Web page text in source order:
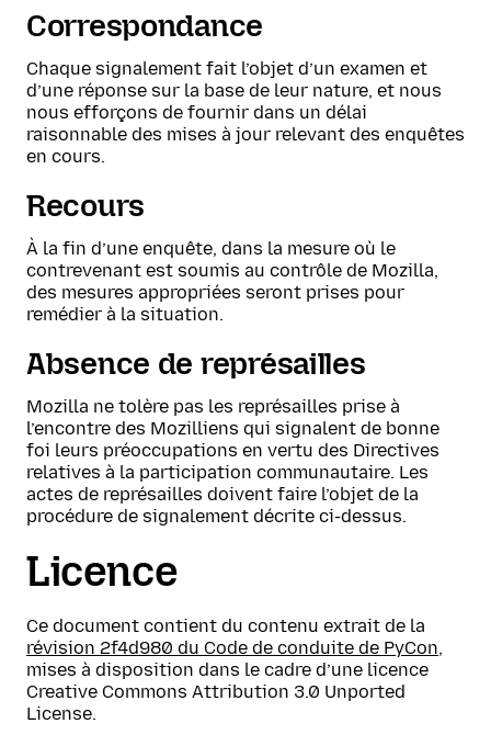
Correspondance
Chaque signalement fait l’objet d’un examen et
d’une réponse sur la base de leur nature, et nous
nous efforçons de fournir dans un délai
raisonnable des mises à jour relevant des enquêtes
en cours.
Recours
À la fin d’une enquête, dans la mesure où le
contrevenant est soumis au contrôle de Mozilla,
des mesures appropriées seront prises pour
remédier à la situation.
Absence de représailles
Mozilla ne tolère pas les représailles prise à
l’encontre des Mozilliens qui signalent de bonne
foi leurs préoccupations en vertu des Directives
relatives à la participation communautaire. Les
actes de représailles doivent faire l’objet de la
procédure de signalement décrite ci-dessus.
Licence
Ce document contient du contenu extrait de la
révision 2f4d980 du Code de conduite de PyCon,
mises à disposition dans le cadre d’une licence
Creative Commons Attribution 3.0 Unported
License.